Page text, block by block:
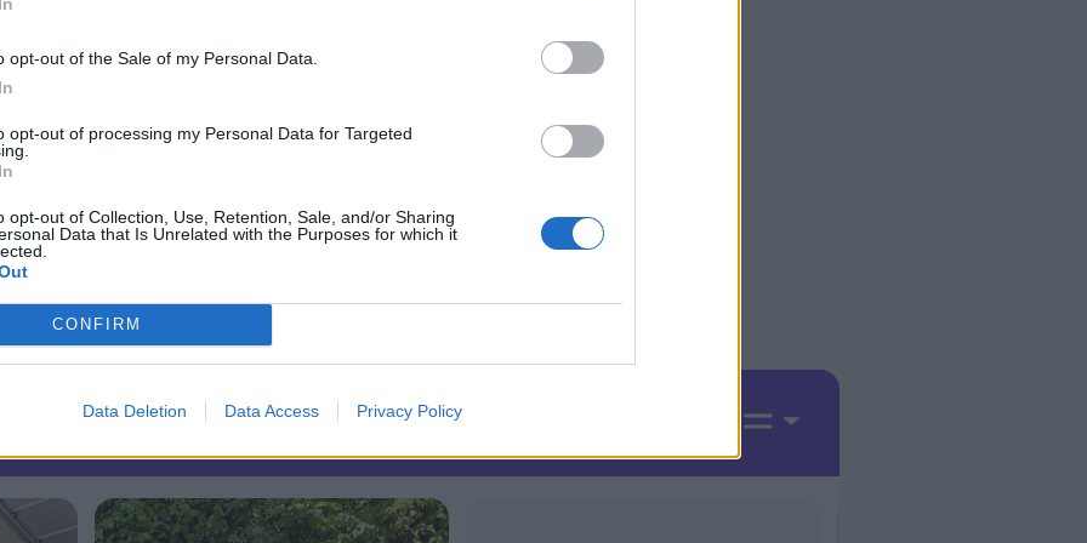
opt-out of the Sale of my Personal Data.
opt-out of processing my Personal Data for Targeted
opt-out of Collection, Use, Retention, Sale, and/or Sharing
Data that Is Unrelated with the Purposes for which it
CONFIRM
Data Deletion Data Access Privacy Policy
af eleverne. Bordet og stolene
forestilling, men også Fyrkats
lyder det fra Martin Ringsmose.
nævnt premiere fredag 29. maj,
13. juni. Fredage og lørdage er der
Del artikel